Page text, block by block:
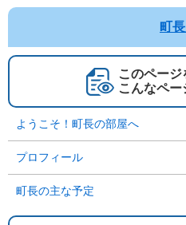
町
このペー
こんなペ
ようこそ！町長の部屋へ
プロフィール
町長の主な予定